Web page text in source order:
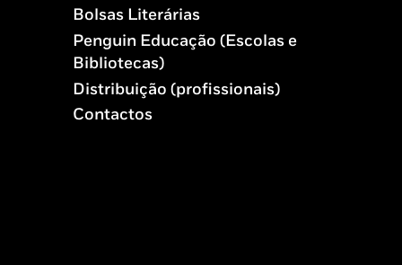
Bolsas Literárias
Penguin Educação (Escolas e
Bibliotecas)
Distribuição (profissionais)
Contactos